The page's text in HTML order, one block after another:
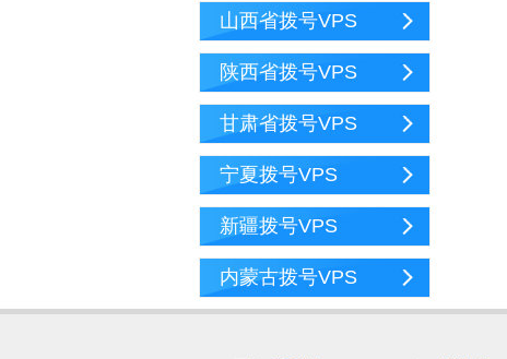
山西省拨号VPS
陕西省拨号VPS
甘肃省拨号VPS
宁夏拨号VPS
新疆拨号VPS
内蒙古拨号VPS